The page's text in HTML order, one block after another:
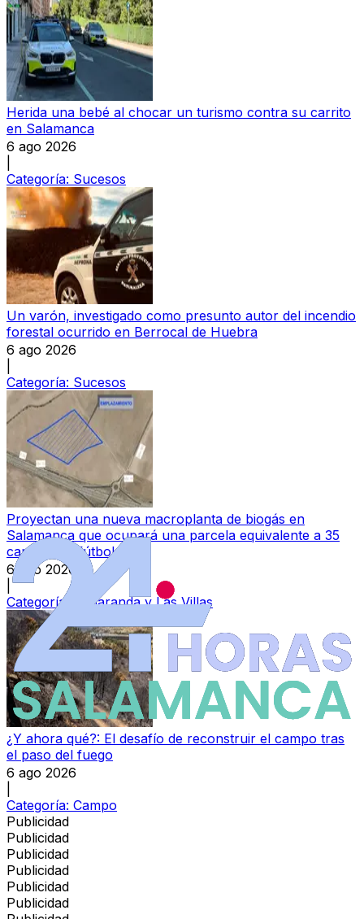
Herida una bebé al chocar un turismo contra su carrito
en Salamanca
6 ago 2026
Categoría: Sucesos
Un varón, investigado como presunto autor del incendio
forestal ocurrido en Berrocal de Huebra
6 ago 2026
Categoría: Sucesos
Proyectan una nueva macroplanta de biogás en
Salamanca que ocupará una parcela equivalente a 35
campos de fútbol
6 ago 2026
Categoría:
Peñaranda y Las Villas
¿Y ahora qué?: El desafío de reconstruir el campo tras
el paso del fuego
6 ago 2026
Categoría: Campo
Publicidad
Publicidad
Publicidad
Publicidad
Publicidad
Publicidad